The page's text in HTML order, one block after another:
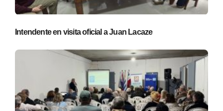
Intendente en visita oficial a Juan Lacaze